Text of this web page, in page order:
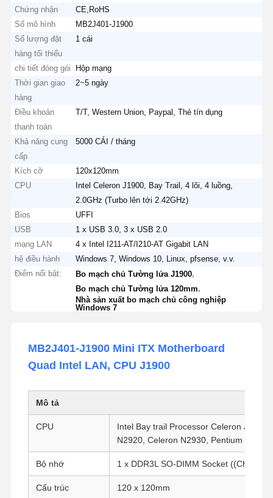
Chứng nhận
CE,RoHS
Số mô hình
MB2J401-J1900
Số lượng đặt
hàng tối thiểu
1 cái
chi tiết đóng gói
Hộp mạng
Thời gian giao
hàng
2~5 ngày
Điều khoản
thanh toán
T/T, Western Union, Paypal, Thẻ tín dụng
Khả năng cung
cấp
5000 CÁI / tháng
Kích cỡ
120x120mm
CPU
Intel Celeron J1900, Bay Trail, 4 lõi, 4 luồng,
2.0GHz (Turbo lên tới 2.42GHz)
Bios
UFFI
USB
1 x USB 3.0, 3 x USB 2.0
mạng LAN
4 x Intel I211-AT/I210-AT Gigabit LAN
hệ điều hành
Windows 7, Windows 10, Linux, pfsense, v.v.
Điểm nổi bật:
Bo mạch chủ Tường lửa J1900
Bo mạch chủ Tường lửa 120mm
Nhà sản xuất bo mạch chủ công nghiệp
Windows 7
MB2J401-J1900 Mini ITX Motherboard
Quad Intel LAN, CPU J1900
Mô tả
CPU Intel Bay trail Processor Celeron J1800,
N2920, Celeron N2930, Pentium N3540.
Bộ nhớ 1 x DDR3L SO-DIMM Socket ((Cho
Cấu trúc 120 x 120mm